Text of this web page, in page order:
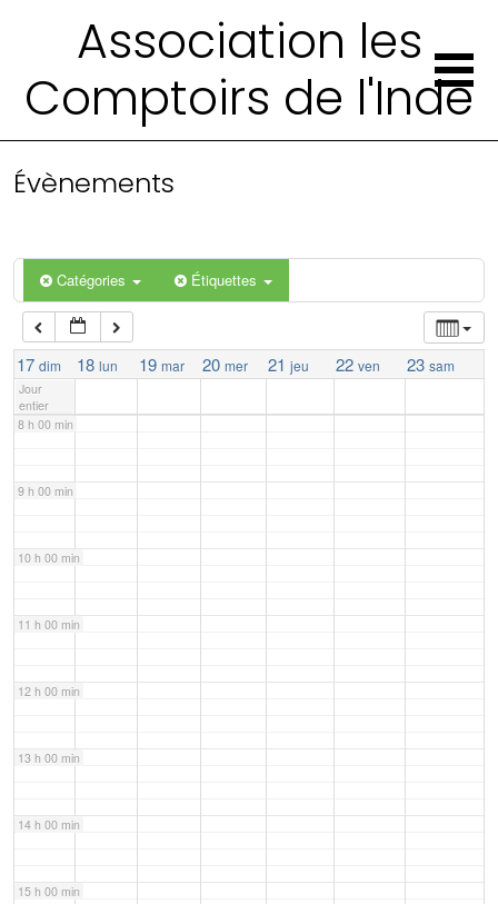
Association les
Comptoirs de l'Inde
Évènements
Catégories Étiquettes
17 dim 18 lun 19 mar 20 mer 21 jeu 22 ven 23 sam
Jour
entier
3 h 00 min
6 h 00 min
7 h 00 min
8 h 00 min
9 h 00 min
10 h 00 min
11 h 00 min
12 h 00 min
13 h 00 min
14 h 00 min
15 h 00 min